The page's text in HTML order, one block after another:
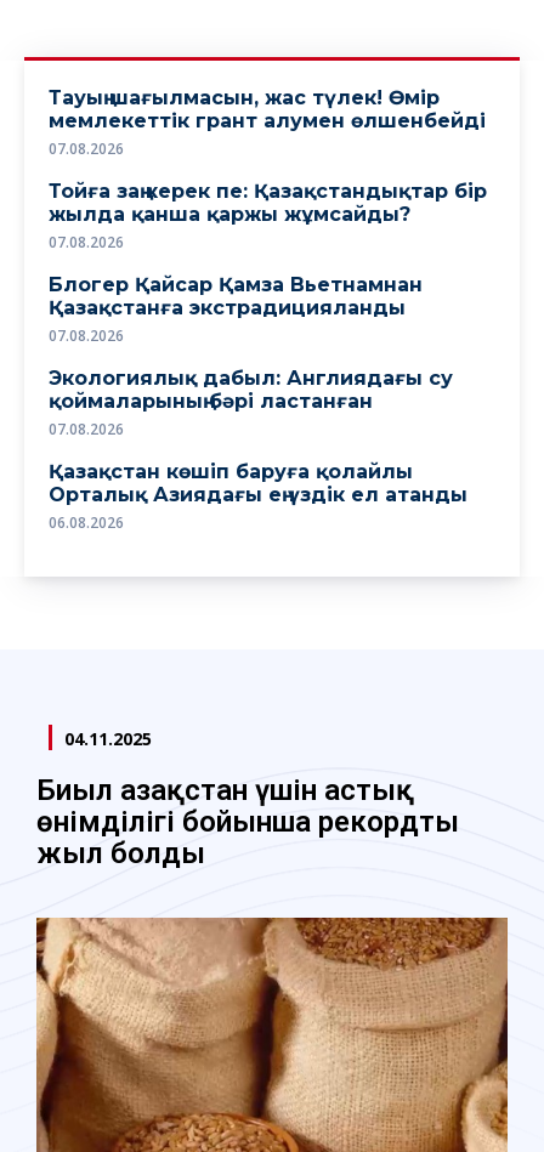
Тауың шағылмасын, жас түлек! Өмiр
мемлекеттiк грант алумен өлшенбейдi
07.08.2026
Тойға заң керек пе: Қазақстандықтар бір
жылда қанша қаржы жұмсайды?
07.08.2026
Блогер Қайсар Қамза Вьетнамнан
Қазақстанға экстрадицияланды
07.08.2026
Экологиялық дабыл: Англиядағы су
қоймаларының бәрі ластанған
07.08.2026
Қазақстан көшіп баруға қолайлы
Орталық Азиядағы ең үздік ел атанды
06.08.2026